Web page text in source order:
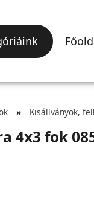
Kisállványok,
4x3 fok